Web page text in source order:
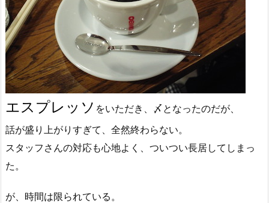
エスプレッソ をいただき、〆となったのだが、
話が盛り上がりすぎて、全然終わらない。
スタッフさんの対応も心地よく、ついつい長居してしまっ
た。
が、時間は限られている。